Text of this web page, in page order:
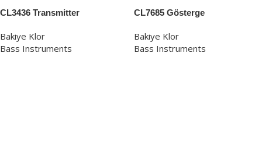
CL3436 Transmitter
Bakiye Klor
Bass Instruments
CL7685 Gösterge
Bakiye Klor
Bass Instruments